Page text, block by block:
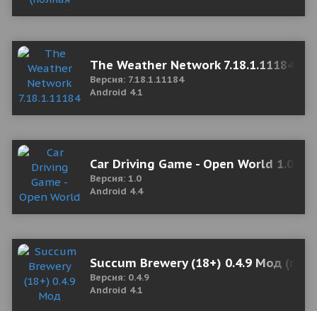
The Weather Network 7.18.1.11184
Версия: 7.18.1.11184
Android 4.1
Car Driving Game - Open World 1.0
Версия: 1.0
Android 4.4
Succum Brewery (18+) 0.4.9 Мод
Версия: 0.4.9
Android 4.1